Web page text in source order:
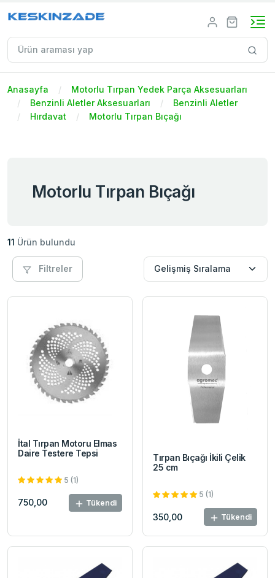
Anasayfa
Motorlu Tırpan Yedek Parça Aksesuarları
Benzinli Aletler Aksesuarları
Benzinli Aletler
Hırdavat
Motorlu Tırpan Bıçağı
Motorlu Tırpan Bıçağı
11 Ürün bulundu
Filtreler
İtal Tırpan Motoru Elmas
Daire Testere Tepsi
5 (1)
750,00 Tükendi
Tırpan Bıçağı İkili Çelik
25 cm
5 (1)
350,00 Tükendi